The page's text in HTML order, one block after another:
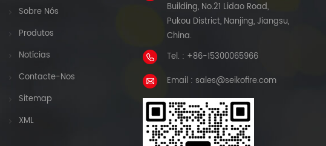
Sobre Nós
Produtos
Notícias
Contacte-Nos
Sitemap
XML
Building, No.21 Lidao Road,
Pukou District, Nanjing, Jiangsu,
China.
Tel. : +86-15300065966
Email : sales@seikofire.com